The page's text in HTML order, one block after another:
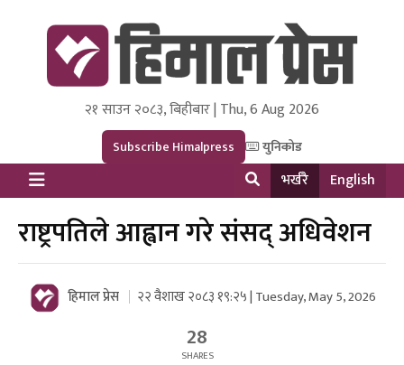
Himal Press
Dot NewsyNepal Media and Research Pvt Ltd.
२१ साउन २०८३, बिहीबार | Thu, 6 Aug 2026
Subscribe Himalpress युनिकोड
भर्खरै English
राष्ट्रपतिले आह्वान गरे संसद् अधिवेशन
हिमाल प्रेस २२ वैशाख २०८३ १९:२५ | Tuesday, May 5, 2026
28
SHARES